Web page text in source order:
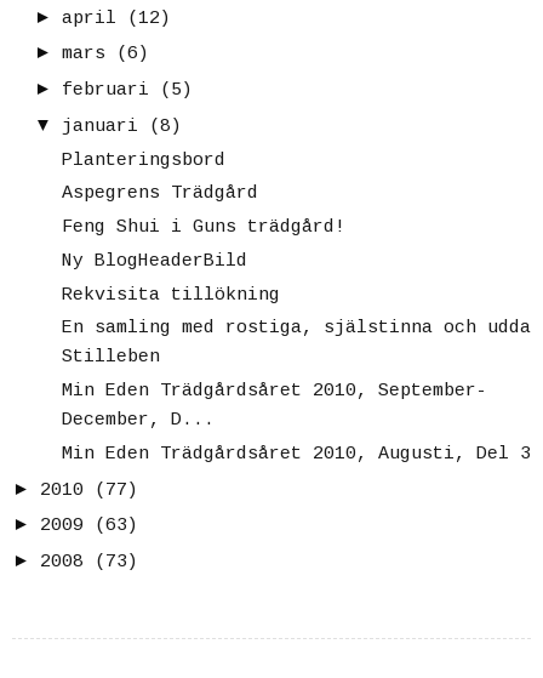
► april
(12)
► mars
(6)
► februari
(5)
▼
januari
(8)
Planteringsbord
Aspegrens Trädgård
Feng Shui i Guns trädgård!
Ny BlogHeaderBild
Rekvisita tillökning
En samling med rostiga, själstinna och udda
Stilleben
Min Eden Trädgårdsåret 2010, September-
December, D...
Min Eden Trädgårdsåret 2010, Augusti, Del 3
► 2010
(77)
► 2009
(63)
► 2008 (73)